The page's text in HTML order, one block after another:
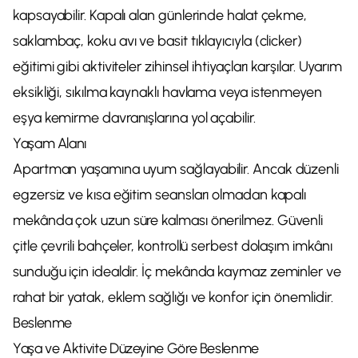
kapsayabilir. Kapalı alan günlerinde halat çekme,
saklambaç, koku avı ve basit tıklayıcıyla (clicker)
eğitimi gibi aktiviteler zihinsel ihtiyaçları karşılar. Uyarım
eksikliği, sıkılma kaynaklı havlama veya istenmeyen
eşya kemirme davranışlarına yol açabilir.
Yaşam Alanı
Apartman yaşamına uyum sağlayabilir. Ancak düzenli
egzersiz ve kısa eğitim seansları olmadan kapalı
mekânda çok uzun süre kalması önerilmez. Güvenli
çitle çevrili bahçeler, kontrollü serbest dolaşım imkânı
sunduğu için idealdir. İç mekânda kaymaz zeminler ve
rahat bir yatak, eklem sağlığı ve konfor için önemlidir.
Beslenme
Yaşa ve Aktivite Düzeyine Göre Beslenme